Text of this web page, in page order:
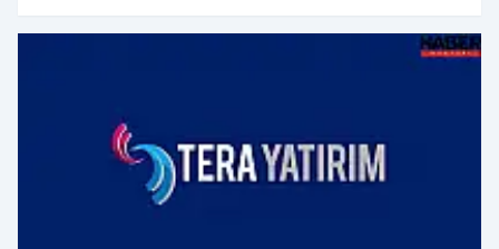
10.05.2026 22:44